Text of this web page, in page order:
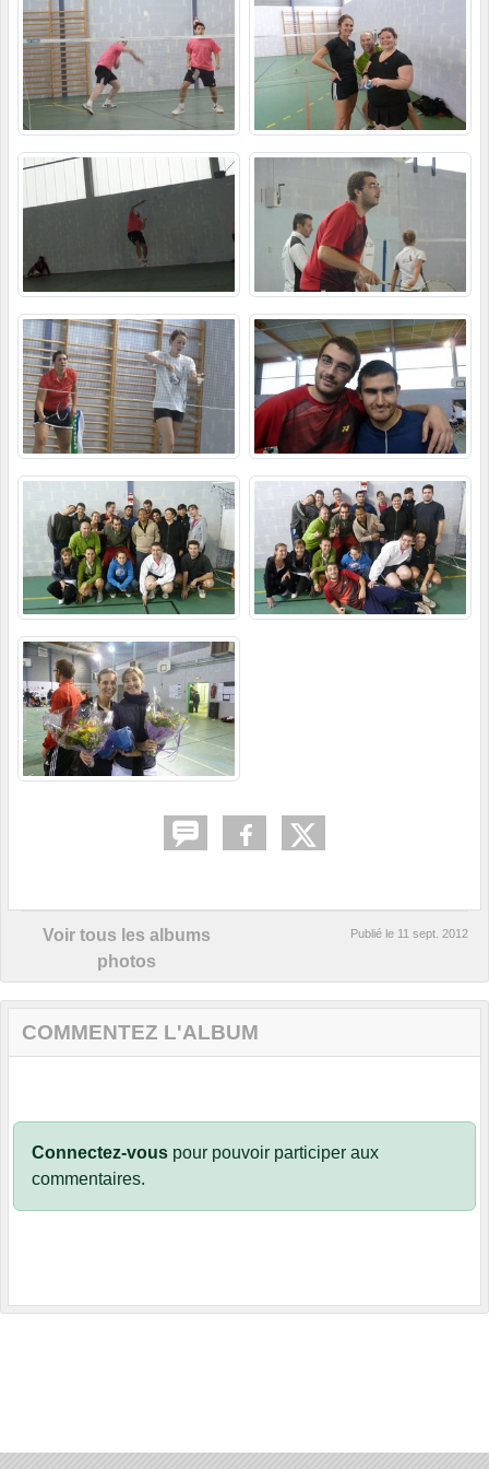
Voir tous les albums
photos
Publié le 11 sept. 2012
COMMENTEZ L'ALBUM
Connectez-vous pour pouvoir participer aux
commentaires.